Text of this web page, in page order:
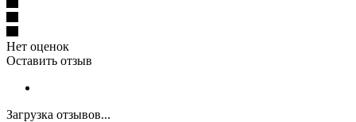
Нет оценок
Оставить отзыв
Загрузка отзывов...